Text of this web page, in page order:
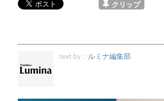
クリップ
text by： ルミナ編集部